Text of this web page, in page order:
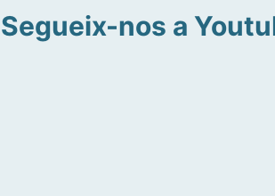
Segueix-nos a